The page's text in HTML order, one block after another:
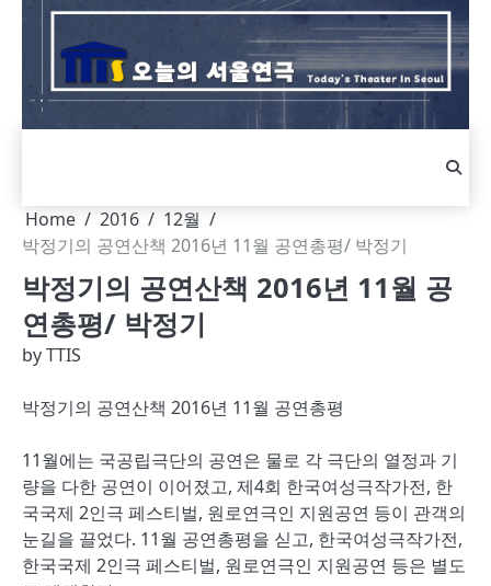
Skip
content
Home 2016
12월
박정기의 공연산책 2016년 11월 공연총평/ 박정기
박정기의 공연산책 2016년 11월 공
연총평/ 박정기
byTTIS
박정기의 공연산책 2016년 11월 공연총평
11월에는 국공립극단의 공연은 물로 각 극단의 열정과 기
량을 다한 공연이 이어졌고, 제4회 한국여성극작가전, 한
국국제 2인극 페스티벌, 원로연극인 지원공연 등이 관객의
눈길을 끌었다. 11월 공연총평을 싣고, 한국여성극작가전,
한국국제 2인극 페스티벌, 원로연극인 지원공연 등은 별도